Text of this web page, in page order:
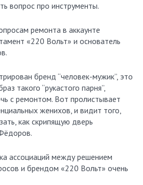
вопрос про инструменты.
ремонта в аккаунте
«220 Вольт» и основатель
бренд “человек-мужик”, это
такого “рукастого парня”,
с ремонтом. Вот пролистывает
женихов, и видит того,
как скрипящую дверь
ассоциаций между решением
и брендом «220 Вольт» очень